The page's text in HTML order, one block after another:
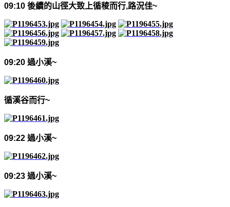
09:10 後續的山徑大致上循稜而行,路況佳~
09:20 過小溪~
循溪谷而行~
09:22 過小溪~
09:23 過小溪~